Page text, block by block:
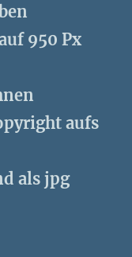
950 Px
aufs
als jpg